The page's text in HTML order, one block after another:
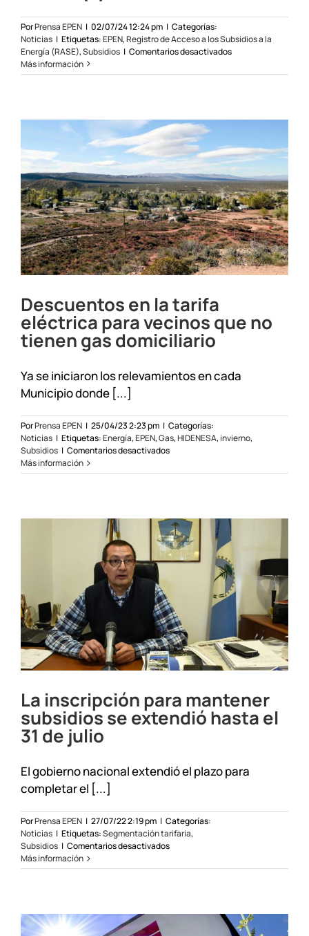
PorPrensa EPEN | 02/07/24 12:24 pm | Categorías:
Noticias | Etiquetas:EPEN,Registro de Acceso a los Subsidios a la
Energía (RASE),Subsidios | Comentarios desactivadosen
al
la
energía
eléctrica
Más información
Descuentos en la tarifa
eléctrica para vecinos que no
tienen gas domiciliario
Ya se iniciaron los relevamientos en cada
Municipio donde [...]
PorPrensa EPEN | 25/04/23 2:23 pm | Categorías:
Noticias | Etiquetas:Energía,EPEN,Gas,HIDENESA, invierno,
Subsidios | Comentarios desactivadosen
en
para
vecinos
que
no
domiciliario
Más información
La inscripción para mantener
subsidios se extendió hasta el
31 de julio
El gobierno nacional extendió el plazo para
completar el [...]
PorPrensa EPEN | 27/07/22 2:19 pm | Categorías:
Noticias | Etiquetas:Segmentación tarifaria,
Subsidios | Comentarios desactivadosen
inscripción
Más información